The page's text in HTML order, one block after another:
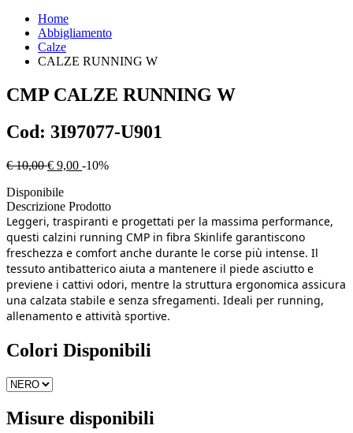
Home
Abbigliamento
Calze
CALZE RUNNING W
CMP CALZE RUNNING W
Cod: 3I97077-U901
€ 10,00 € 9,00 -10%
Disponibile
Descrizione Prodotto
Leggeri, traspiranti e progettati per la massima performance,
questi calzini running CMP in fibra Skinlife garantiscono
freschezza e comfort anche durante le corse più intense. Il
tessuto antibatterico aiuta a mantenere il piede asciutto e
previene i cattivi odori, mentre la struttura ergonomica assicura
una calzata stabile e senza sfregamenti. Ideali per running,
allenamento e attività sportive.
Colori Disponibili
Misure disponibili